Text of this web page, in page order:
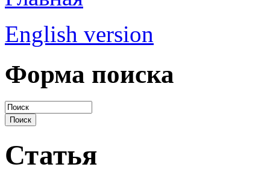
English version
Форма поиска
Статья